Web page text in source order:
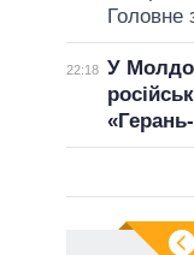
Головне
22:18 У